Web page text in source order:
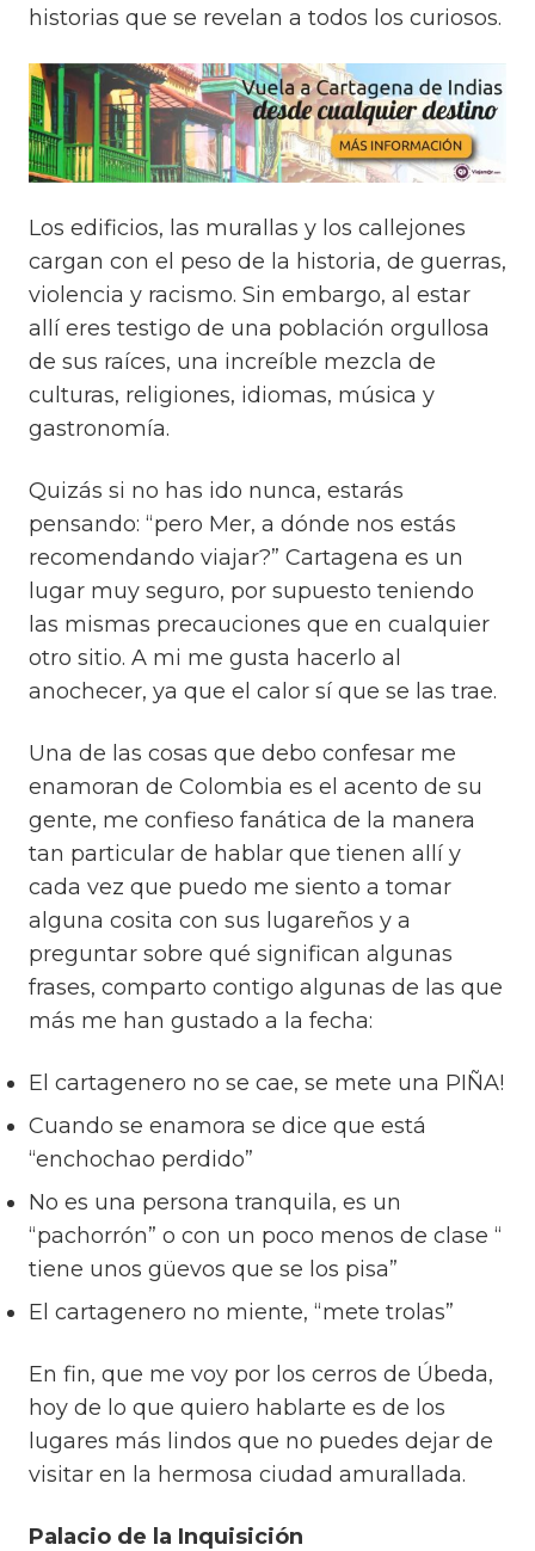
historias que se revelan a todos los curiosos.
Los edificios, las murallas y los callejones
cargan con el peso de la historia, de guerras,
violencia y racismo. Sin embargo, al estar
allí eres testigo de una población orgullosa
de sus raíces, una increíble mezcla de
culturas, religiones, idiomas, música y
gastronomía.
Quizás si no has ido nunca, estarás
pensando: “pero Mer, a dónde nos estás
recomendando viajar?” Cartagena es un
lugar muy seguro, por supuesto teniendo
las mismas precauciones que en cualquier
otro sitio. A mi me gusta hacerlo al
anochecer, ya que el calor sí que se las trae.
Una de las cosas que debo confesar me
enamoran de Colombia es el acento de su
gente, me confieso fanática de la manera
tan particular de hablar que tienen allí y
cada vez que puedo me siento a tomar
alguna cosita con sus lugareños y a
preguntar sobre qué significan algunas
frases, comparto contigo algunas de las que
más me han gustado a la fecha:
El cartagenero no se cae, se mete una PIÑA!
Cuando se enamora se dice que está
“enchochao perdido”
No es una persona tranquila, es un
“pachorrón” o con un poco menos de clase “
tiene unos güevos que se los pisa”
El cartagenero no miente, “mete trolas”
En fin, que me voy por los cerros de Úbeda,
hoy de lo que quiero hablarte es de los
lugares más lindos que no puedes dejar de
visitar en la hermosa ciudad amurallada.
Palacio de la Inquisición